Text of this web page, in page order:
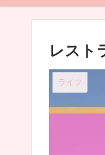
レスト
ライフ